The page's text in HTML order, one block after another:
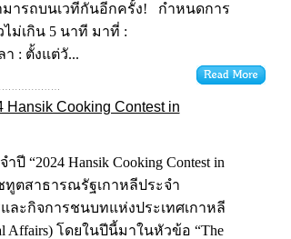
มารถบนเวทีกันอีกครั้ง! กำหนดการ
ม่เกิน 5 นาที มาที่ :
า : ตั้งแต่วั...
Cooking Contest in
“2024 Hansik Cooking Contest in
ทูตสาธารณรัฐเกาหลีประจำ
ละกิจการชนบทแห่งประเทศเกาหลี
Affairs) โดยในปีนี้มาในหัวข้อ “The